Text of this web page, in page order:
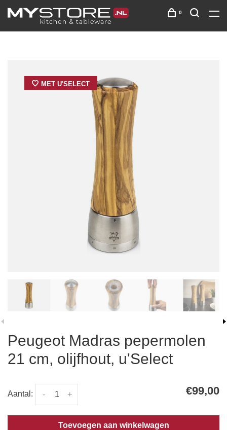
0
MET U'SELECT
Peugeot Madras pepermolen
21 cm, olijfhout, u'Select
Aantal: +
- €99,00
Toevoegen aan winkelwagen